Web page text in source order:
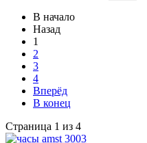
В начало
Назад
1
2
3
4
Вперёд
В конец
Страница 1 из 4